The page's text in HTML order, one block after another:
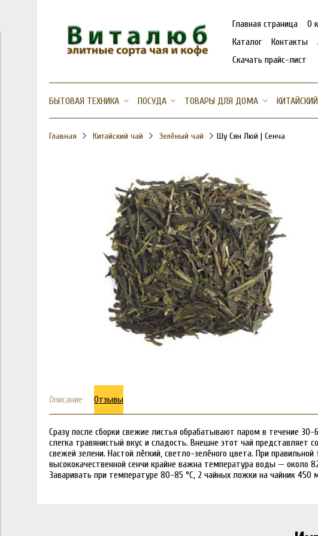
Главная страница О
Каталог
Контакты
Скачать прайс-лист
БЫТОВАЯ ТЕХНИКА ПОСУДА ТОВАРЫ ДЛЯ ДОМА
Главная Китайский чай Зелёный чай Шу Сян Люй | Сенча
Описание Отзывы
Сразу после сборки свежие листья обрабатывают паром в течение
слегка травянистый вкус и сладость. Внешне этот чай представляет
свежей зелени. Настой лёгкий, светло-зелёного цвета. При
высококачественной сенчи крайне важна температура воды — около
Заваривать при температуре 80-85 °C, 2 чайных ложки на чайник